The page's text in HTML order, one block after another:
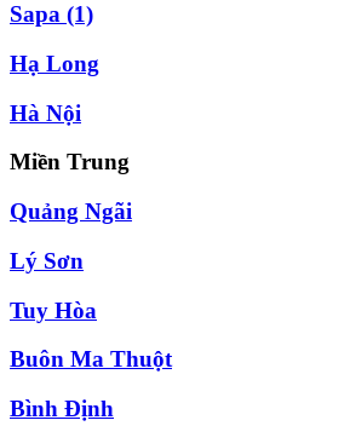
Sapa (1)
Hạ Long
Hà Nội
Miền Trung
Quảng Ngãi
Lý Sơn
Tuy Hòa
Buôn Ma Thuột
Bình Định